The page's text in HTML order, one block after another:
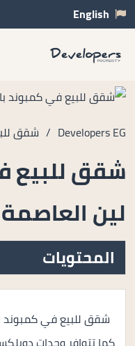
English
Developers EG
/ شقق
شقق للبيع
لين العاصمة
المحتويات
شقق للبيع في كمبوند